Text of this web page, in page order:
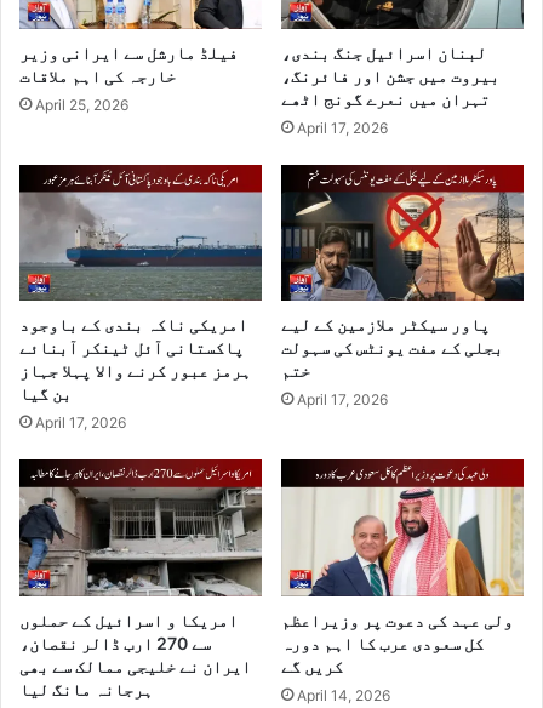
فیلڈ مارشل سے ایرانی وزیر
خارجہ کی اہم ملاقات
April 25, 2026
لبنان اسرائیل جنگ بندی،
بیروت میں جشن اور فائرنگ،
تہران میں نعرے گونج اٹھے
April 17, 2026
امریکی ناکہ بندی کے باوجود
پاکستانی آئل ٹینکر آبنائے
ہرمز عبور کرنے والا پہلا جہاز
بن گیا
April 17, 2026
پاور سیکٹر ملازمین کے لیے
بجلی کے مفت یونٹس کی سہولت
ختم
April 17, 2026
امریکا و اسرائیل کے حملوں
سے 270 ارب ڈالر نقصان،
ایران نے خلیجی ممالک سے بھی
ہرجانہ مانگ لیا
ولی عہد کی دعوت پر وزیراعظم
کل سعودی عرب کا اہم دورہ
April 14, 2026